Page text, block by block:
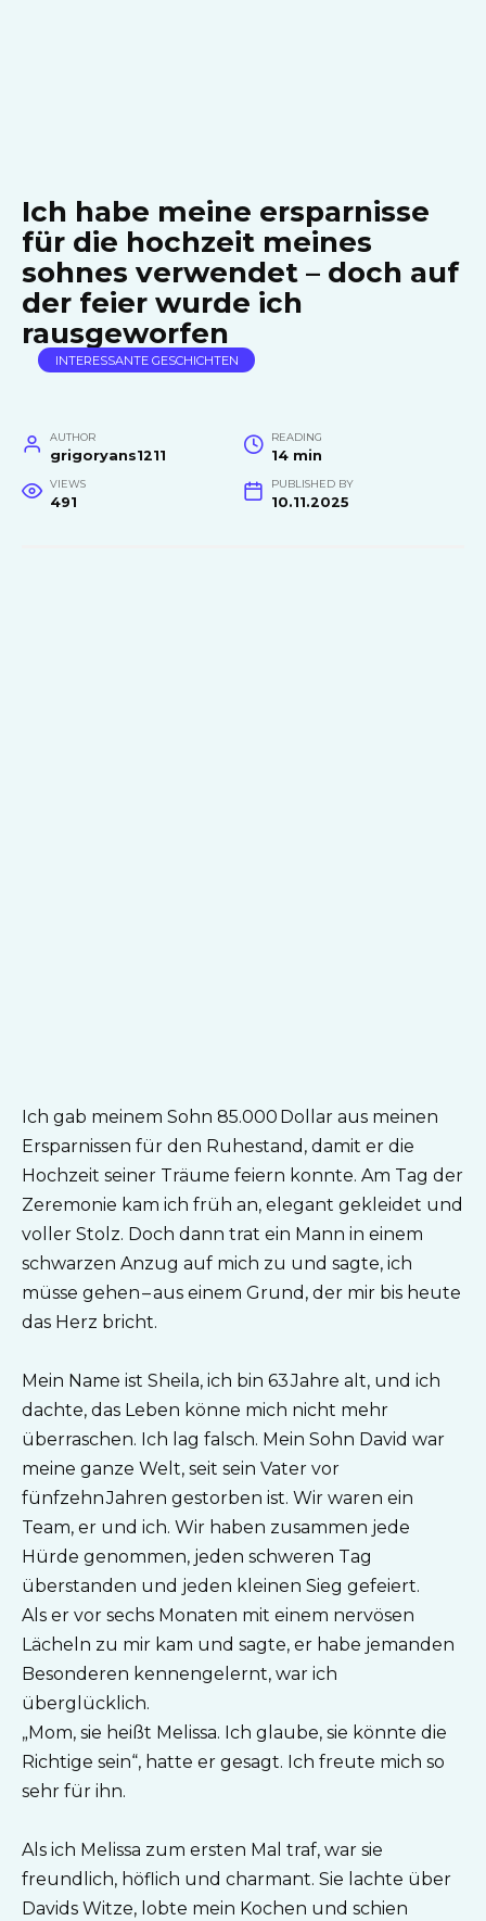
Ich habe meine ersparnisse
für die hochzeit meines
sohnes verwendet – doch auf
der feier wurde ich
rausgeworfen
INTERESSANTE GESCHICHTEN
AUTHOR
grigoryans1211
READING
14 min
VIEWS
491
PUBLISHED BY
10.11.2025
Ich gab meinem Sohn 85.000 Dollar aus meinen
Ersparnissen für den Ruhestand, damit er die
Hochzeit seiner Träume feiern konnte. Am Tag der
Zeremonie kam ich früh an, elegant gekleidet und
voller Stolz. Doch dann trat ein Mann in einem
schwarzen Anzug auf mich zu und sagte, ich
müsse gehen – aus einem Grund, der mir bis heute
das Herz bricht.
Mein Name ist Sheila, ich bin 63 Jahre alt, und ich
dachte, das Leben könne mich nicht mehr
überraschen. Ich lag falsch. Mein Sohn David war
meine ganze Welt, seit sein Vater vor
fünfzehn Jahren gestorben ist. Wir waren ein
Team, er und ich. Wir haben zusammen jede
Hürde genommen, jeden schweren Tag
überstanden und jeden kleinen Sieg gefeiert.
Als er vor sechs Monaten mit einem nervösen
Lächeln zu mir kam und sagte, er habe jemanden
Besonderen kennengelernt, war ich
überglücklich.
„Mom, sie heißt Melissa. Ich glaube, sie könnte die
Richtige sein“, hatte er gesagt. Ich freute mich so
sehr für ihn.
Als ich Melissa zum ersten Mal traf, war sie
freundlich, höflich und charmant. Sie lachte über
Davids Witze, lobte mein Kochen und schien